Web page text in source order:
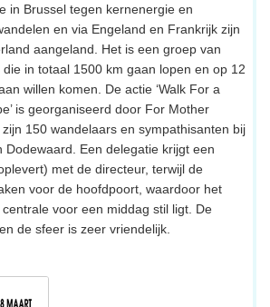
in Brussel tegen kernenergie en
en via Engeland en Frankrijk zijn
aangeland. Het is een groep van
die in totaal 1500 km gaan lopen en op 12
willen komen. De actie ‘Walk For a
is georganiseerd door For Mother
150 wandelaars en sympathisanten bij
Dodewaard. Een delegatie krijgt een
met de directeur, terwijl de
voor de hoofdpoort, waardoor het
voor een middag stil ligt. De
de sfeer is zeer vriendelijk.